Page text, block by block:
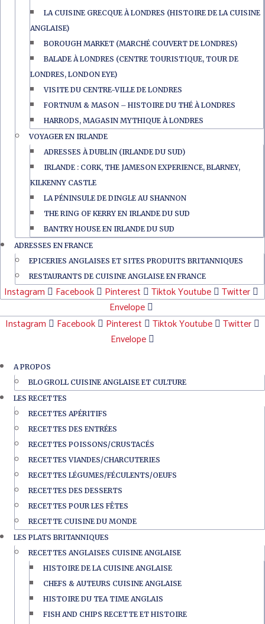
LA CUISINE GRECQUE À LONDRES (HISTOIRE DE LA CUISINE
ANGLAISE)
BOROUGH MARKET (MARCHÉ COUVERT DE LONDRES)
BALADE À LONDRES (CENTRE TOURISTIQUE, TOUR DE
LONDRES, LONDON EYE)
VISITE DU CENTRE-VILLE DE LONDRES
FORTNUM & MASON – HISTOIRE DU THÉ À LONDRES
HARRODS, MAGASIN MYTHIQUE À LONDRES
VOYAGER EN IRLANDE
ADRESSES À DUBLIN (IRLANDE DU SUD)
IRLANDE : CORK, THE JAMESON EXPERIENCE, BLARNEY,
KILKENNY CASTLE
LA PÉNINSULE DE DINGLE AU SHANNON
THE RING OF KERRY EN IRLANDE DU SUD
BANTRY HOUSE EN IRLANDE DU SUD
ADRESSES EN FRANCE
EPICERIES ANGLAISES ET SITES PRODUITS BRITANNIQUES
RESTAURANTS DE CUISINE ANGLAISE EN FRANCE
Instagram Facebook Pinterest TiktokYoutube
Twitter
Envelope
Instagram
Facebook Pinterest TiktokYoutube
Twitter
Envelope
A PROPOS
BLOGROLL CUISINE ANGLAISE ET CULTURE
LES RECETTES
RECETTES APÉRITIFS
RECETTES DES ENTRÉES
RECETTES POISSONS/CRUSTACÉS
RECETTES VIANDES/CHARCUTERIES
RECETTES LÉGUMES/FÉCULENTS/OEUFS
RECETTES DES DESSERTS
RECETTES POUR LES FÊTES
RECETTE CUISINE DU MONDE
LES PLATS BRITANNIQUES
RECETTES ANGLAISES CUISINE ANGLAISE
HISTOIRE DE LA CUISINE ANGLAISE
CHEFS & AUTEURS CUISINE ANGLAISE
HISTOIRE DU TEA TIME ANGLAIS
FISH AND CHIPS RECETTE ET HISTOIRE